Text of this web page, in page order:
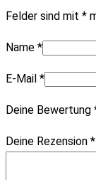
Felder sind mit *
Name *
E-Mail *
Deine Bewertung
Deine Rezension *